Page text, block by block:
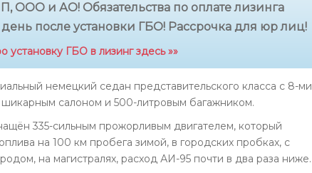
ООО и АО! Обязательства по оплате лизинга
после установки ГБО! Рассрочка для юр лиц!
установку ГБО в лизинг здесь »»
немецкий седан представительского класса с 8-ми
салоном и 500-литровым багажником.
335-сильным прожорливым двигателем, который
на 100 км пробега зимой, в городских пробках, с
на магистралях, расход АИ-95 почти в два раза ниже.